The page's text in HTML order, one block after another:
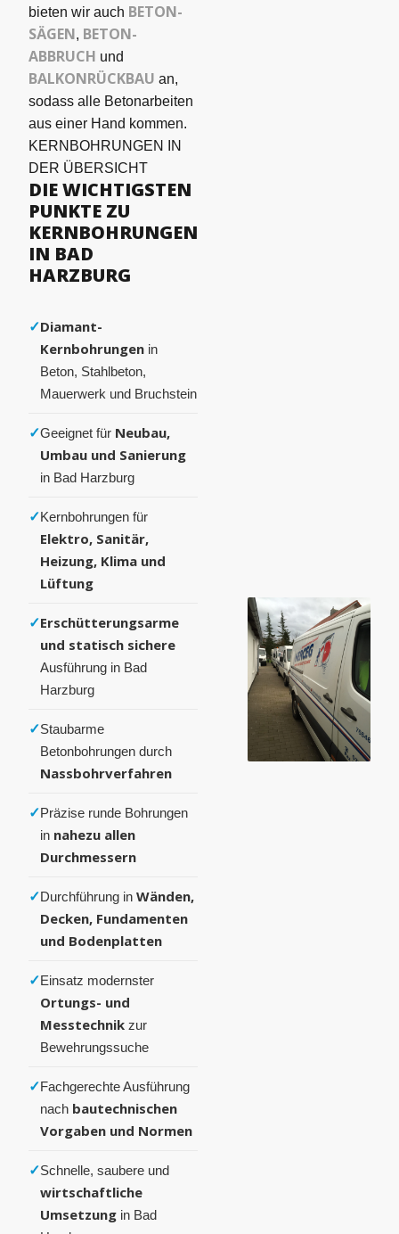
bieten wir auch BETON­
SÄGEN, BETON-
ABBRUCH und
BALKONRÜCKBAU an,
sodass alle Betonarbeiten
aus einer Hand kommen.
KERNBOHRUNGEN IN
DER ÜBERSICHT
DIE WICHTIGSTEN
PUNKTE ZU
KERNBOHRUNGEN
IN BAD
HARZBURG
✓Diamant-
Kernbohrungen in
Beton, Stahlbeton,
Mauerwerk und Bruchstein
✓Geeignet für Neubau,
Umbau und Sanierung
in Bad Harzburg
✓Kernbohrungen für
Elektro, Sanitär,
Heizung, Klima und
Lüftung
✓Erschütterungsarme
und statisch sichere
Ausführung in Bad
Harzburg
✓Staubarme
Betonbohrungen durch
Nassbohrverfahren
✓Präzise runde Bohrungen
in nahezu allen
Durchmessern
✓Durchführung in Wänden,
Decken, Fundamenten
und Bodenplatten
✓Einsatz modernster
Ortungs- und
Messtechnik zur
Bewehrungssuche
✓Fachgerechte Ausführung
nach bautechnischen
Vorgaben und Normen
✓Schnelle, saubere und
wirtschaftliche
Umsetzung in Bad